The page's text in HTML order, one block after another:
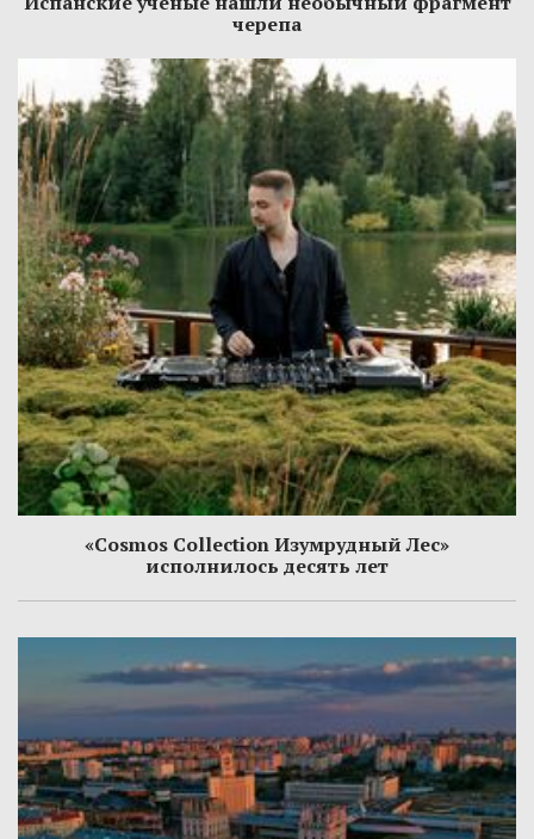
черепа
«Cosmos Collection Изумрудный Лес»
исполнилось десять лет